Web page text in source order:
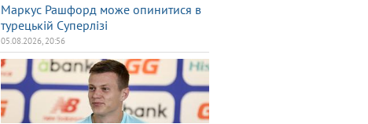
Маркус Рашфорд може опинитися в
турецькій Суперлізі
05.08.2026, 20:56